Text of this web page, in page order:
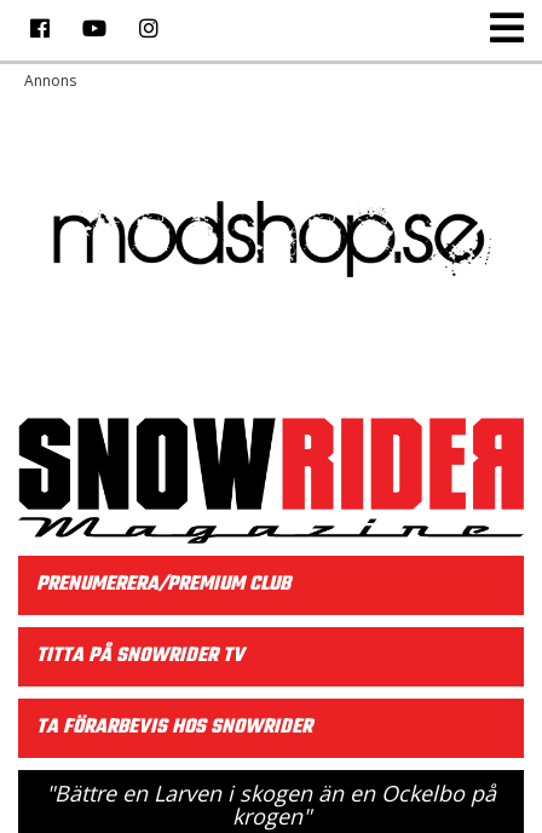
PRENUMERERA/PREMIUM CLUB
TITTA PÅ SNOWRIDER TV
TA FÖRARBEVIS HOS SNOWRIDER
"Bättre en Larven i skogen än en Ockelbo på
krogen"